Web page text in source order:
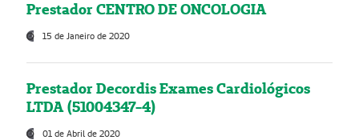
Prestador CENTRO DE ONCOLOGIA
15 de Janeiro de 2020
Prestador Decordis Exames Cardiológicos
LTDA (51004347-4)
01 de Abril de 2020